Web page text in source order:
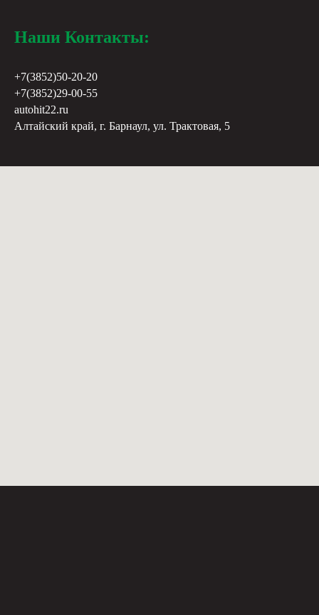
Наши Контакты:
+7(3852)50-20-20
+7(3852)29-00-55
autohit22.ru
Алтайский край, г. Барнаул, ул. Трактовая, 5